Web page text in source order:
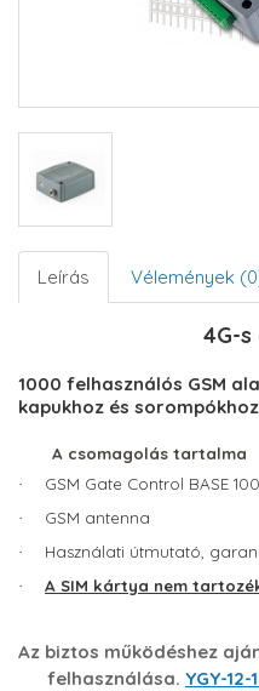
Leírás Vélemények
4G-s
1000 felhasználós GSM
kapukhoz és sorompókhoz
A csomagolás tartalma
· GSM Gate Control BASE
· GSM antenna
· Használati útmutató,
· A SIM kártya nem
Az biztos működéshez
felhasználása. YGY-